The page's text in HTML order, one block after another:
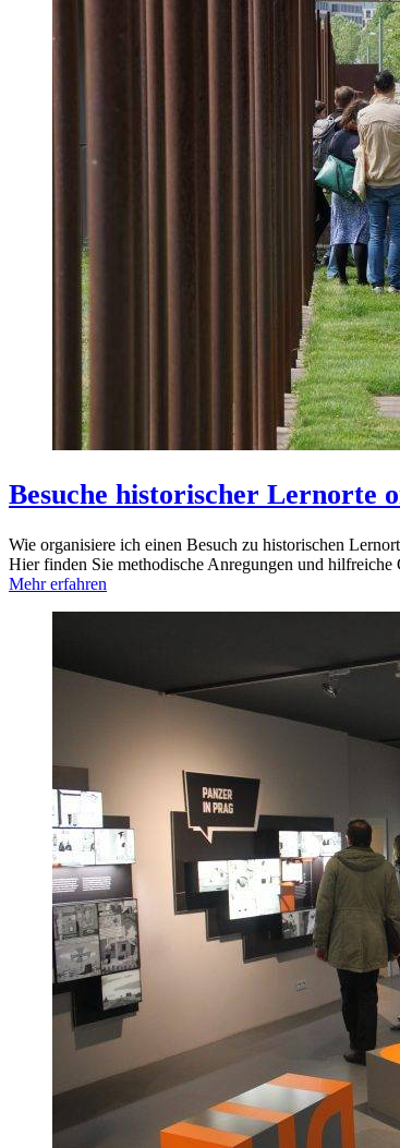
Besuche historischer Lernorte
Wie organisiere ich einen Besuch zu historischen
Hier finden Sie methodische Anregungen und
Mehr erfahren